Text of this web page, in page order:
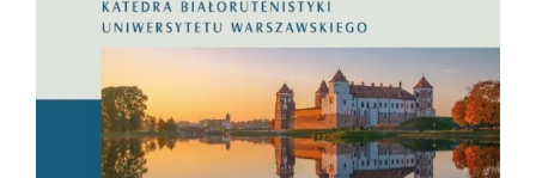
Kontakt OJB
BADANIA I KONFERENCJE